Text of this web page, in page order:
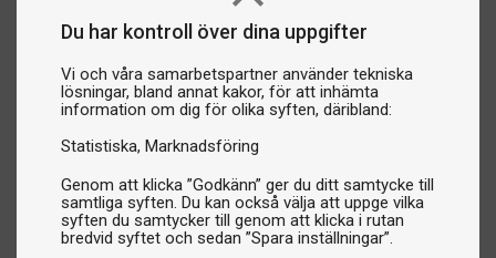
Du har kontroll över dina uppgifter
Vi och våra samarbetspartner använder tekniska
lösningar, bland annat kakor, för att inhämta
information om dig för olika syften, däribland:
Statistiska Marknadsföring
Genom att klicka ”Godkänn” ger du ditt samtycke till
samtliga syften. Du kan också välja att uppge vilka
syften du samtycker till genom att klicka i rutan
bredvid syftet och sedan ”Spara inställningar”.